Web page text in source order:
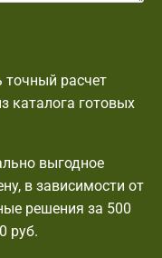
точный расчет
каталога готовых
выгодное
в зависимости от
решения за 500
руб.